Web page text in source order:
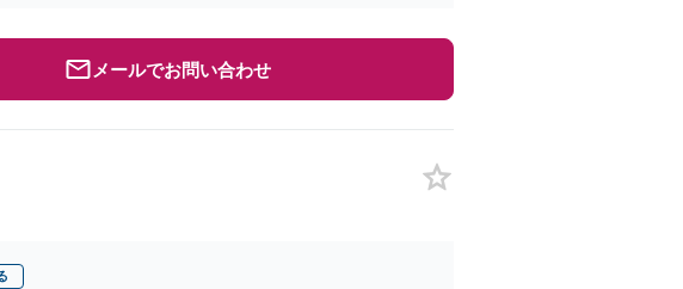
メールでお問い合わせ